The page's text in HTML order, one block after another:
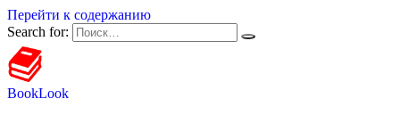
Перейти к содержанию
Search for:
BookLook